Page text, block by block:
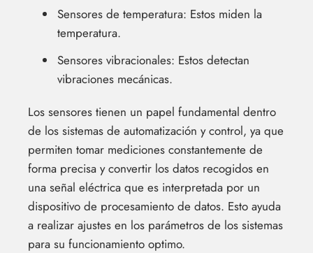
Sensores de temperatura: Estos miden la
temperatura.
Sensores vibracionales: Estos detectan
vibraciones mecánicas.
Los sensores tienen un papel fundamental dentro
de los sistemas de automatización y control, ya que
permiten tomar mediciones constantemente de
forma precisa y convertir los datos recogidos en
una señal eléctrica que es interpretada por un
dispositivo de procesamiento de datos. Esto ayuda
a realizar ajustes en los parámetros de los sistemas
para su funcionamiento optimo.